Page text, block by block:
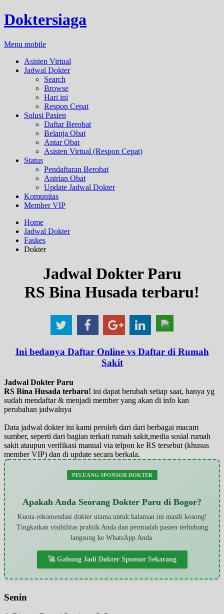
Doktersiaga
Menu mobile
Asisten Virtual
Jadwal Dokter
Search
Browse
Hari ini
Respon Cepat
Solusi Pasien
Daftar Berobat
Belanja Obat
Antar Obat
Asisten Virtual (Respon Cepat)
Status
Pendaftaran Berobat
Antrian Obat
Update Jadwal Dokter
Komunitas
Member VIP
Home
Jadwal Dokter
Faskes
Dokter
Jadwal Dokter Paru
RS Bina Husada terbaru!
Ini bedanya Daftar Online vs Daftar di Rumah
Sakit
Jadwal Dokter Paru
RS Bina Husada terbaru! ini dapat berubah setiap saat, hanya yg
sudah mendaftar & menjadi member yang akan di info kan
perubahan jadwalnya
Data jadwal dokter ini kami peroleh dari dari berbagai macam
sumber, seperti dari bagian terkait rumah sakit,media sosial rumah
sakit ataupun verifikasi manual via telpon ke RS tersebut (khusus
member VIP) dan di update secara berkala.
PELUANG SPONSOR DOKTER
Apakah Anda Seorang Dokter Paru di Bogor?
Kuota rekomendasi dokter utama untuk halaman ini masih kosong!
Tingkatkan visibilitas praktik Anda dan permudah pasien terhubung
langsung ke WhatsApp Anda.
🚀 Gabung Jadi Dokter Sponsor Sekarang
Senin